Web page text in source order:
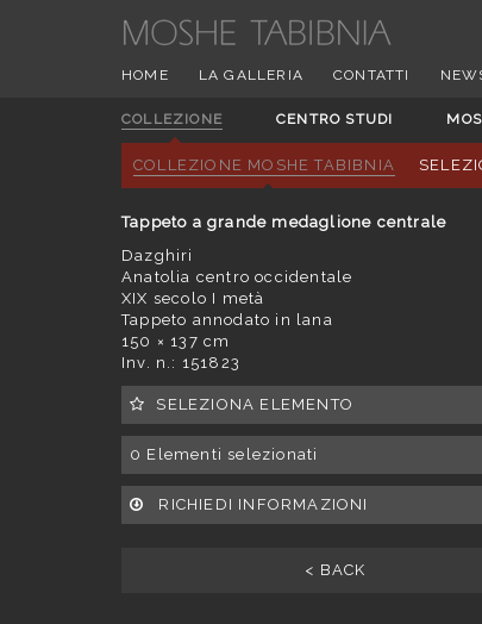
HOME LA GALLERIA CONTATTI
COLLEZIONE CENTRO STUDI
COLLEZIONE MOSHE TABIBNIA
Tappeto a grande medaglione centrale
Dazghiri
Anatolia centro occidentale
XIX secolo I metà
Tappeto annodato in lana
150 × 137 cm
Inv. n.: 151823
SELEZIONA ELEMENTO
0 Elementi selezionati
RICHIEDI INFORMAZIONI
< BACK